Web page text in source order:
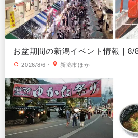
お盆期間の新潟イベント情報｜
2026/8/6 ・ 新潟市ほか